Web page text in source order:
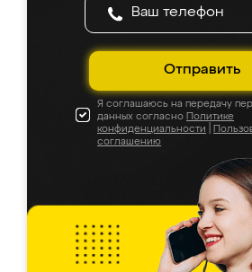
Отправить
Я соглашаюсь на передачу
данных согласно Политике
конфиденциальности
соглашению